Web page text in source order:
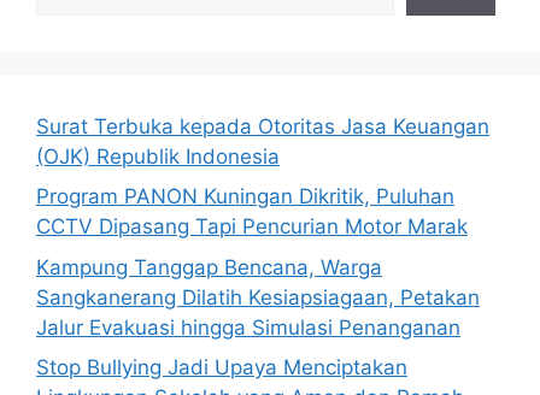
Surat Terbuka kepada Otoritas Jasa Keuangan
(OJK) Republik Indonesia
Program PANON Kuningan Dikritik, Puluhan
CCTV Dipasang Tapi Pencurian Motor Marak
Kampung Tanggap Bencana, Warga
Sangkanerang Dilatih Kesiapsiagaan, Petakan
Jalur Evakuasi hingga Simulasi Penanganan
Stop Bullying Jadi Upaya Menciptakan